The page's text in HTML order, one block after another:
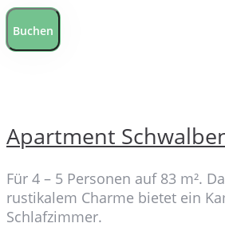
Buchen
Apartment
Für 4 – 5 Personen auf 83 m².
rustikalem Charme bietet ein
Schlafzimmer.